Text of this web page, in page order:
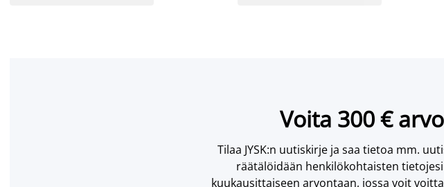
Voita 300 €
Tilaa JYSK:n uutiskirje ja saa tietoa mm.
räätälöidään henkilökohtaisten
kuukausittaiseen arvontaan, jossa voit